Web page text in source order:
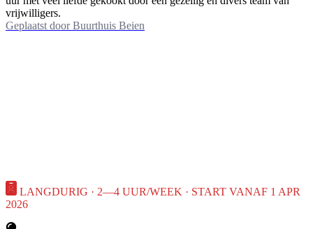
vrijwilligers.
Geplaatst door Buurthuis Beien
LANGDURIG · 2—4 UUR/WEEK · START VANAF 1 APR
2026